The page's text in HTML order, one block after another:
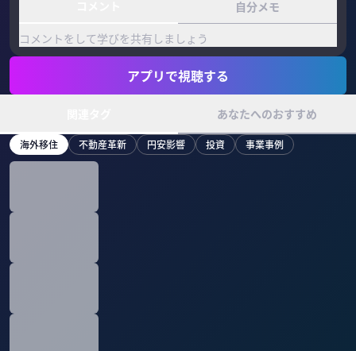
自分メモ
コメントをして学びを共有しましょう
アプリで視聴する
あなたへのおすすめ
海外移住 不動産革新 円安影響 投資 事業事例